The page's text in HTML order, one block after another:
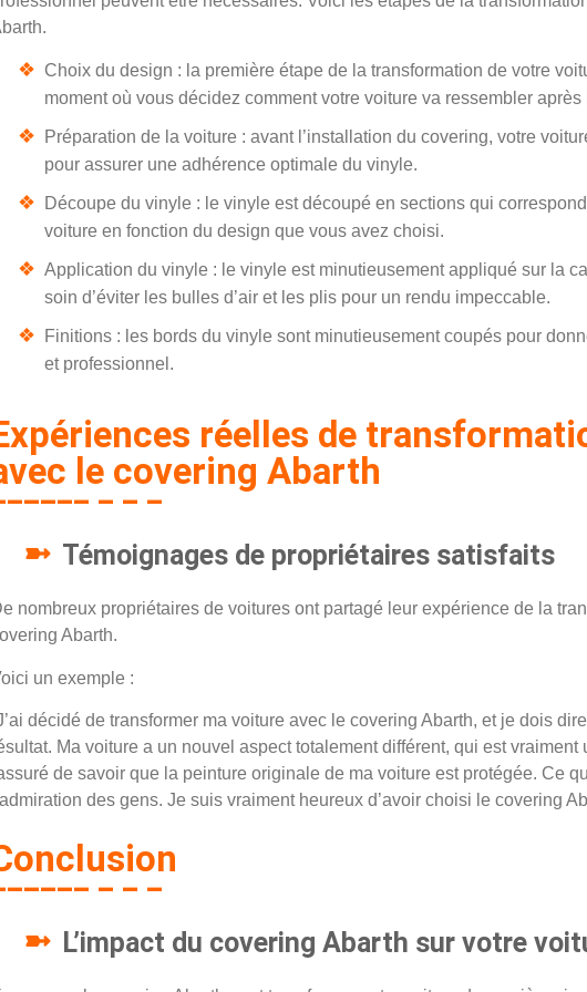
Choix du design : la première étape de la transformation de votre
moment où vous décidez comment votre voiture va ressembler
Préparation de la voiture : avant l’installation du covering, votre
pour assurer une adhérence optimale du vinyle.
Découpe du vinyle : le vinyle est découpé en sections qui
voiture en fonction du design que vous avez choisi.
Application du vinyle : le vinyle est minutieusement appliqué sur la
soin d’éviter les bulles d’air et les plis pour un rendu impeccable.
Finitions : les bords du vinyle sont minutieusement coupés pour
et professionnel.
réelles de
le covering Abarth
Témoignages de propriétaires satisfaits
nombreux propriétaires de voitures ont partagé leur expérience de la
Abarth.
un exemple :
décidé de transformer ma voiture avec le covering Abarth, et je dois
Ma voiture a un nouvel aspect totalement différent, qui est
de savoir que la peinture originale de ma voiture est protégée. Ce
des gens. Je suis vraiment heureux d’avoir choisi le covering
L’impact du covering Abarth sur votre